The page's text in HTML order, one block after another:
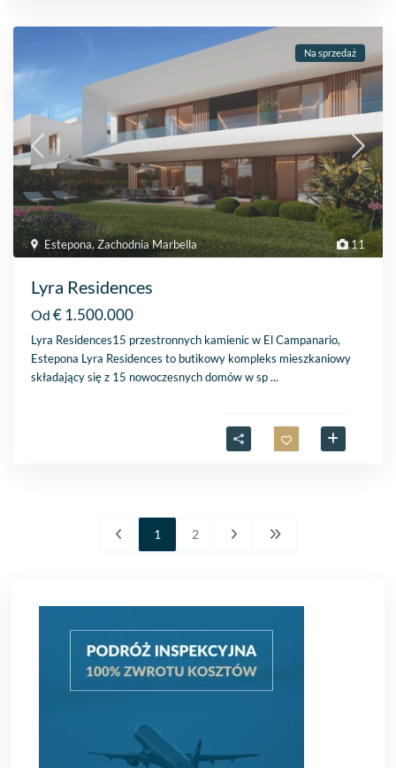
11
Estepona,Zachodnia Marbella
Na sprzedaż
Lyra Residences
Od € 1.500.000
Lyra Residences15 przestronnych kamienic w El Campanario,
Estepona Lyra Residences to butikowy kompleks mieszkaniowy
składający się z 15 nowoczesnych domów w sp...
1 2